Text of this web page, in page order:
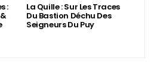
: La Quille : Sur Les Traces
Du Bastion Déchu Des
Seigneurs Du Puy